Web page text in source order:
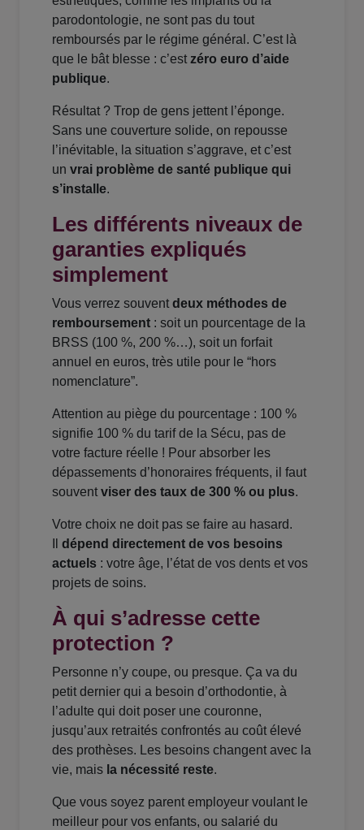
parodontologie, ne sont pas du tout
remboursés par le régime général. C’est là
que le bât blesse : c’estzéro euro d’aide
publique.
Résultat ? Trop de gens jettent l’éponge.
Sans une couverture solide, on repousse
l’inévitable, la situation s’aggrave, et c’est
un vrai problème de santé publique qui
s’installe.
Les différents niveaux de
garanties expliqués
simplement
Vous verrez souventdeux méthodes de
remboursement : soit un pourcentage de la
BRSS (100 %, 200 %…), soit un forfait
annuel en euros, très utile pour le “hors
nomenclature”.
Attention au piège du pourcentage : 100 %
signifie 100 % du tarif de la Sécu, pas de
votre facture réelle ! Pour absorber les
dépassements d’honoraires fréquents, il faut
souventviser des taux de 300 % ou plus.
Votre choix ne doit pas se faire au hasard.
dépend directement de vos besoins
actuels : votre âge, l’état de vos dents et vos
projets de soins.
À qui s’adresse cette
protection ?
Personne n’y coupe, ou presque. Ça va du
petit dernier qui a besoin d’orthodontie, à
l’adulte qui doit poser une couronne,
jusqu’aux retraités confrontés au coût élevé
des prothèses. Les besoins changent avec la
vie, mais la nécessité reste.
Que vous soyez parent employeur voulant le
meilleur pour vos enfants, ou salarié du